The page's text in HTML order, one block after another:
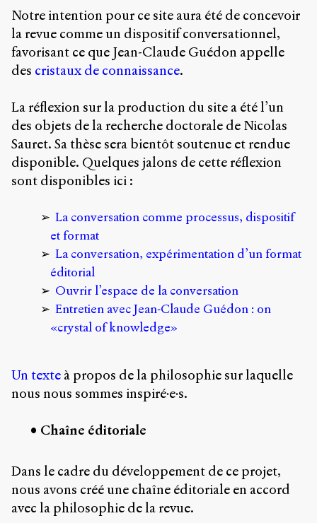
ISSN
2104-
3272
Sens
0.1
(2020/03)
Typographies
:
Jannon
Foundry
Vernon
Adams.
été
par
Blanc,
Jérémy
De
Barros,
Émile
Notre intention pour ce site aura été de concevoir
la revue comme un dispositif conversationnel,
favorisant ce que Jean-Claude Guédon appelle
des cristaux de connaissance.
La réflexion sur la production du site a été l’un
des objets de la recherche doctorale de Nicolas
Sauret. Sa thèse sera bientôt soutenue et rendue
disponible. Quelques jalons de cette réflexion
sont disponibles ici :
La conversation comme processus, dispositif
et format
La conversation, expérimentation d’un format
éditorial
Ouvrir l’espace de la conversation
Entretien avec Jean-Claude Guédon : on
«crystal of knowledge»
Un texte à propos de la philosophie sur laquelle
nous nous sommes inspiré·e·s.
Chaîne éditoriale
Dans le cadre du développement de ce projet,
nous avons créé une chaîne éditoriale en accord
avec la philosophie de la revue.